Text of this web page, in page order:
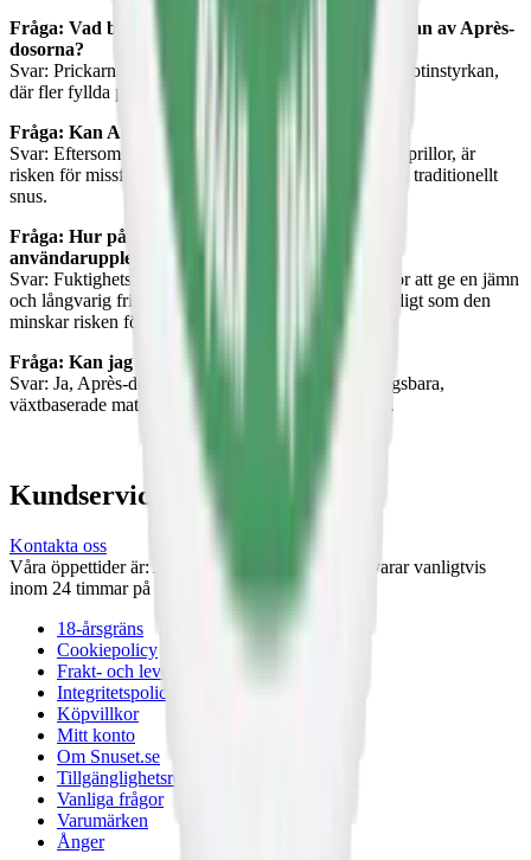
Fråga: Vad betyder de olika prickarna på framsidan av Après-
dosorna?
Svar: Prickarna på framsidan av dosorna indikerar nikotinstyrkan,
där fler fyllda prickar betyder en högre styrka.
Fråga: Kan Après snus färga tänderna?
Svar: Eftersom Après är tobaksfritt och består av vita prillor, är
risken för missfärgning av tänderna lägre jämfört med traditionellt
snus.
Fråga: Hur påverkar fuktighetsnivån i prillorna
användarupplevelsen?
Svar: Fuktighetsnivån i Après prillor är balanserad för att ge en jämn
och långvarig frisättning av smak och nikotin, samtidigt som den
minskar risken för rinnighet.
Fråga: Kan jag återvinna Après-dosorna?
Svar: Ja, Après-dosorna är tillverkade av återvinningsbara,
växtbaserade material och kan återvinnas som plast.
Kundservice
Kontakta oss
Våra öppettider är: Alla dagar 08:00 - 18:00 Vi svarar vanligtvis
inom 24 timmar på vardagar.
18-årsgräns
Cookiepolicy
Frakt- och leveransvillkor
Integritetspolicy
Köpvillkor
Mitt konto
Om Snuset.se
Tillgänglighetsredogörelse
Vanliga frågor
Varumärken
Ånger